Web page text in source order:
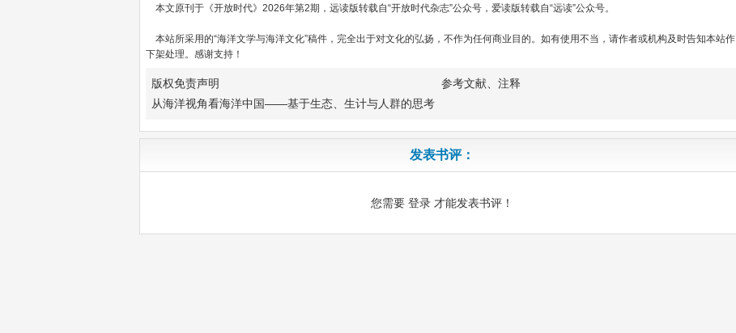
本文原刊于《开放时代》2026年第2期，远读版转载自“开放时代杂志”公众号，爱读版转载自“远读”公众号。
本站所采用的“海洋文学与海洋文化”稿件，完全出于对文化的弘扬，不作为任何商业目的。如有使用不当，请作者或机构及时告知本站作
下架处理。感谢支持！
版权免责声明
参考文献、注释
从海洋视角看海洋中国——基于生态、生计与人群的思考
发表书评：
您需要 登录才能发表书评！